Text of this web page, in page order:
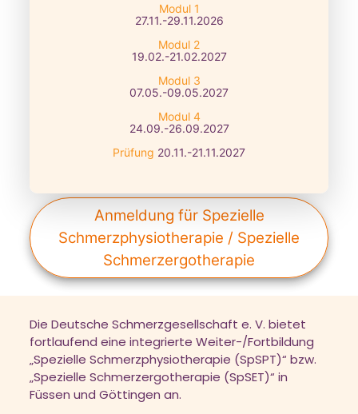
Anmeldung für Spezielle
Schmerzphysiotherapie / Spezielle
Schmerzergotherapie
Modul 1
27.11.-29.11.2026
Modul 2
19.02.-21.02.2027
Modul 3
07.05.-09.05.2027
Modul 4
24.09.-26.09.2027
Prüfung 20.11.-21.11.2027
Die Deutsche Schmerzgesellschaft e. V. bietet
fortlaufend eine integrierte Weiter-/Fortbildung
„Spezielle Schmerzphysiotherapie (SpSPT)“ bzw.
„Spezielle Schmerzergotherapie (SpSET)“ in
Füssen und Göttingen an.